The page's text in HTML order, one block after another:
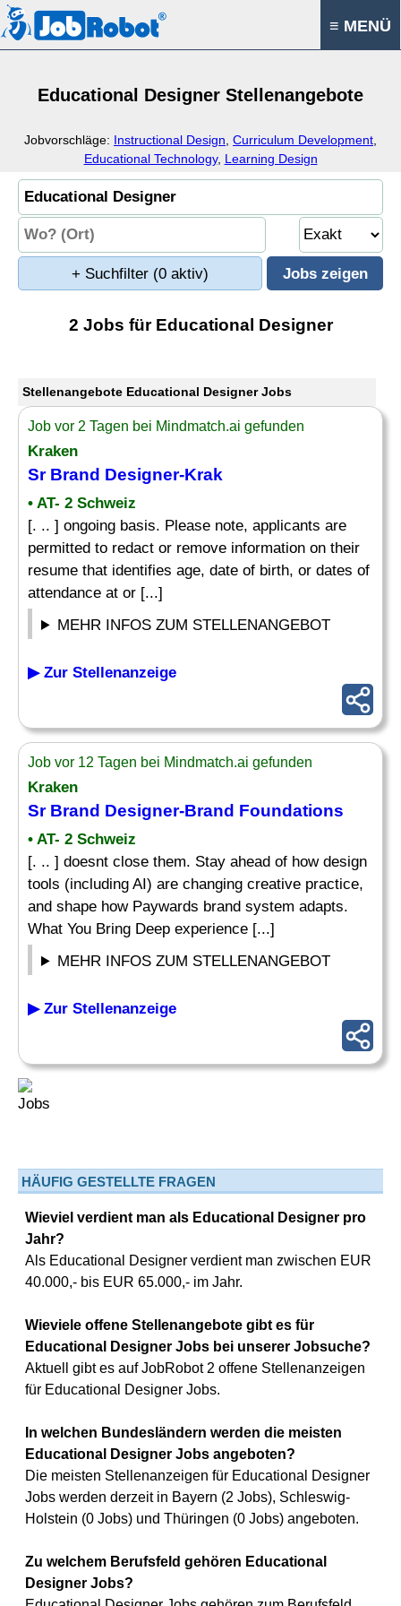
≡ MENÜ
Educational Designer Stellenangebote
Jobvorschläge: Instructional Design Curriculum Development
Educational Technology, Learning Design
+ Suchfilter (0 aktiv)
2 Jobs für Educational Designer
Stellenangebote Educational Designer Jobs
Job vor 2 Tagen bei Mindmatch.ai gefunden
Kraken
Sr Brand Designer-Krak
• AT- 2 Schweiz
[. .. ] ongoing basis. Please note, applicants are
permitted to redact or remove information on their
resume that identifies age, date of birth, or dates of
attendance at or [...]
MEHR INFOS ZUM STELLENANGEBOT
▶ Zur Stellenanzeige
Job vor 12 Tagen bei Mindmatch.ai gefunden
Kraken
Sr Brand Designer-Brand Foundations
• AT- 2 Schweiz
[. .. ] doesnt close them. Stay ahead of how design
tools (including AI) are changing creative practice,
and shape how Paywards brand system adapts.
What You Bring Deep experience [...]
MEHR INFOS ZUM STELLENANGEBOT
▶ Zur Stellenanzeige
HÄUFIG GESTELLTE FRAGEN
Wieviel verdient man als Educational Designer pro
Jahr?
Als Educational Designer verdient man zwischen EUR
40.000,- bis EUR 65.000,- im Jahr.
Wieviele offene Stellenangebote gibt es für
Educational Designer Jobs bei unserer Jobsuche?
Aktuell gibt es auf JobRobot 2 offene Stellenanzeigen
für Educational Designer Jobs.
In welchen Bundesländern werden die meisten
Educational Designer Jobs angeboten?
Die meisten Stellenanzeigen für Educational Designer
Jobs werden derzeit in Bayern (2 Jobs), Schleswig-
Holstein (0 Jobs) und Thüringen (0 Jobs) angeboten.
Zu welchem Berufsfeld gehören Educational
Designer Jobs?